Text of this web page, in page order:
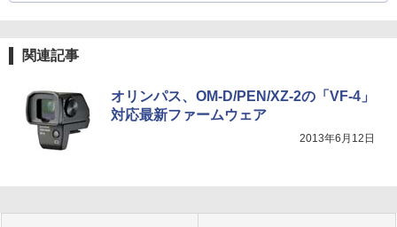
関連記事
オリンパス、OM-D/PEN/XZ-2の「VF-4」
対応最新ファームウェア
2013年6月12日